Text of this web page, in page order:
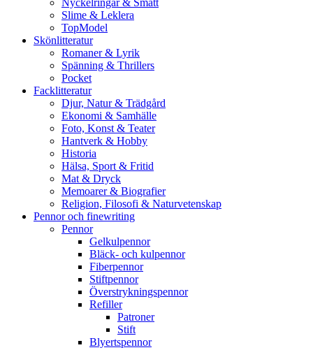
Nyckelringar & Smått
Slime & Leklera
TopModel
Skönlitteratur
Romaner & Lyrik
Spänning & Thrillers
Pocket
Facklitteratur
Djur, Natur & Trädgård
Ekonomi & Samhälle
Foto, Konst & Teater
Hantverk & Hobby
Historia
Hälsa, Sport & Fritid
Mat & Dryck
Memoarer & Biografier
Religion, Filosofi & Naturvetenskap
Pennor och finewriting
Pennor
Gelkulpennor
Bläck- och kulpennor
Fiberpennor
Stiftpennor
Överstrykningspennor
Refiller
Patroner
Stift
Blyertspennor